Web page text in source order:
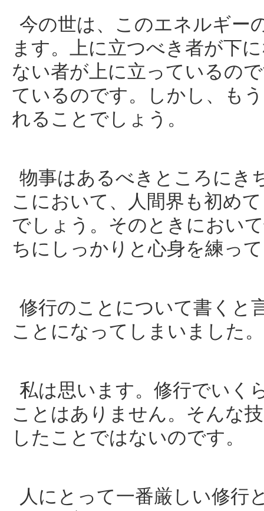
今の世は、このエネルギー
ます。上に立つべき者が下
ない者が上に立っているの
ているのです。しかし、も
れることでしょう。
物事はあるべきところにき
こにおいて、人間界も初め
でしょう。そのときにおい
ちにしっかりと心身を練っ
修行のことについて書くと
ことになってしまいました。
私は思います。修行でいく
ことはありません。そんな
したことではないのです。
人にとって一番厳しい修行